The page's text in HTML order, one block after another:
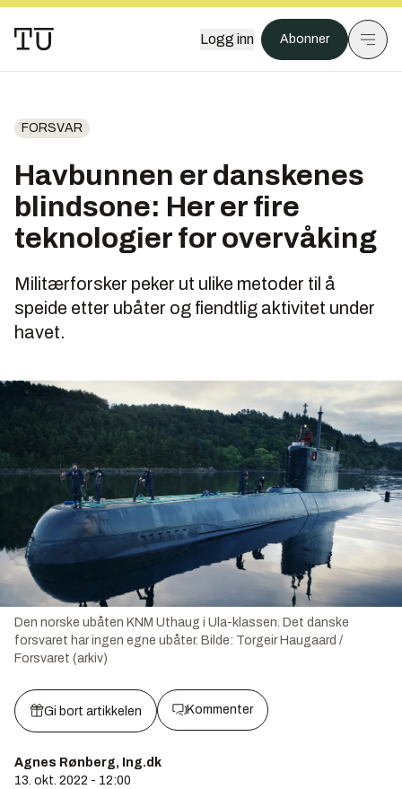
Logg inn Abonner
FORSVAR
Havbunnen er danskenes
blindsone: Her er fire
teknologier for overvåking
Militærforsker peker ut ulike metoder til å
speide etter ubåter og fiendtlig aktivitet under
havet.
Den norske ubåten KNM Uthaug i Ula-klassen. Det danske
forsvaret har ingen egne ubåter. Bilde: Torgeir Haugaard /
Forsvaret (arkiv)
Gi bort artikkelen Kommenter
Agnes Rønberg, Ing.dk
13. okt. 2022 - 12:00